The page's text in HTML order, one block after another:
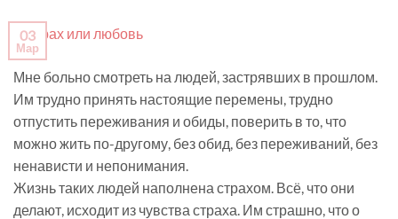
03
Мар
Мне больно смотреть на людей, застрявших в прошлом.
Им трудно принять настоящие перемены, трудно
отпустить переживания и обиды, поверить в то, что
можно жить по-другому, без обид, без переживаний, без
ненависти и непонимания.
Жизнь таких людей наполнена страхом. Всё, что они
делают, исходит из чувства страха. Им страшно, что о